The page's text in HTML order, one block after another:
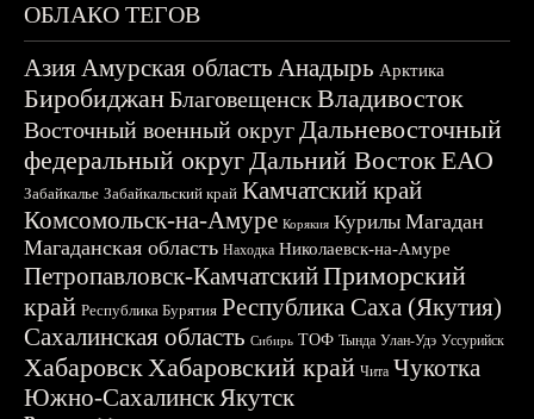
ОБЛАКО ТЕГОВ
АзияАмурская область Анадырь Арктика
БиробиджанБлаговещенскВладивосток
Восточный военный округДальневосточный
федеральный округДальний ВостокЕАО
Забайкалье Забайкальский край Камчатский край
Комсомольск-на-Амуре Корякия Курилы Магадан
Магаданская область Находка Николаевск-на-Амуре
Петропавловск-КамчатскийПриморский
край Республика Бурятия Республика Саха (Якутия)
Сахалинская область Сибирь ТОФ Тында Улан-Удэ Уссурийск
ХабаровскХабаровский край Чита Чукотка
Южно-СахалинскЯкутск